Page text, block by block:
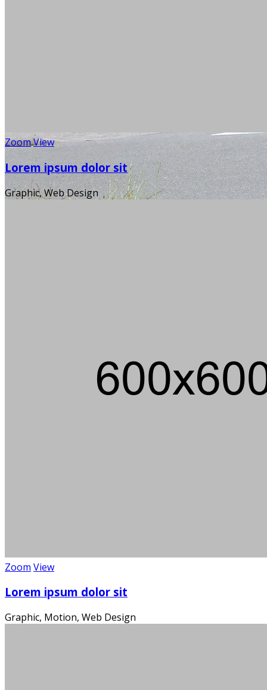
ZoomView
Lorem ipsum dolor sit
Graphic, Web Design
Zoom View
Lorem ipsum dolor sit
Graphic, Motion, Web Design